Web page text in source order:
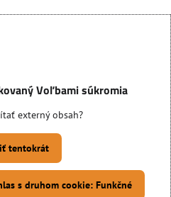
Voľbami súkromia
externý obsah?
tentokrát
s druhom cookie: Funkčné